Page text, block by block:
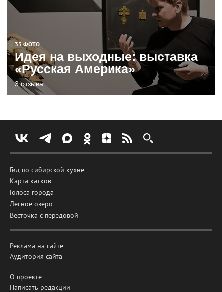
33 ФОТО
Идея на выходные: выставка
«Русская Америка»
3 отзыва
Гид по сибирской кухне
Карта катков
Голоса города
Лесное озеро
Весточка с передовой
Реклама на сайте
Аудитория сайта
О проекте
Написать редакции